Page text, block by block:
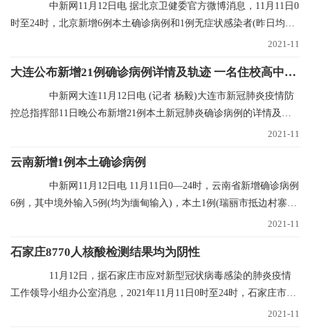
中新网11月12日电 据北京卫健委官方微博消息，11月11日0
时至24时，北京新增6例本土确诊病例和1例无症状感染者(昨日均已
2021-11
大连公布新增21例确诊病例详情及轨迹 一名住校高中生确诊
中新网大连11月12日电 (记者 杨毅)大连市新冠肺炎疫情防
控总指挥部11日晚公布新增21例本土新冠肺炎确诊病例的详情及行
2021-11
云南新增1例本土确诊病例
中新网11月12日电 11月11日0—24时，云南省新增确诊病例
6例，其中境外输入5例(均为缅甸输入)，本土1例(瑞丽市抵边村寨重
2021-11
石家庄8770人核酸检测结果均为阴性
11月12日，据石家庄市应对新型冠状病毒感染的肺炎疫情
工作领导小组办公室消息，2021年11月11日0时至24时，石家庄市对
2021-11